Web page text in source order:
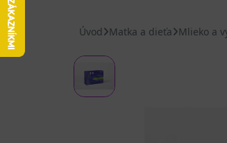
Úvod Matka a dieťa Mlieko a